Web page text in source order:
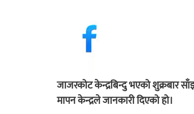
जाजरकोट केन्द्रबिन्दु भएको शुक्रबार
मापन केन्द्रले जानकारी दिएको हो।